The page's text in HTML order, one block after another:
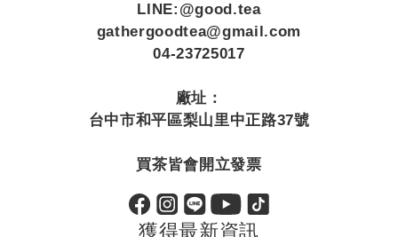
LINE:@good.tea
gathergoodtea@gmail.com
04-23725017
廠址：
台中市和平區梨山里中正路37號
買茶皆會開立發票
獲得最新資訊